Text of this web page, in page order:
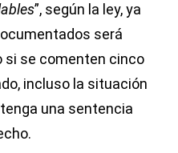
”, según la ley, ya
será
si se comenten cinco
incluso la situación
una sentencia